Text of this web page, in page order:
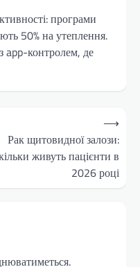
програми
50% на утеплення.
app-контролем, де
Рак щитовидної залози:
живуть пацієнти в
2026 році
⟶